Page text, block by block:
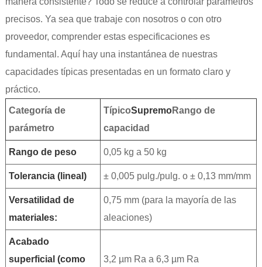
precisos. Ya sea que trabaje con nosotros o con otro
proveedor, comprender estas especificaciones es
fundamental. Aquí hay una instantánea de nuestras
capacidades típicas presentadas en un formato claro y
práctico.
Categoría de
parámetro
TípicoSupremoRango de
capacidad
Rango de peso 0,05 kg a 50 kg
Tolerancia (lineal) ± 0,005 pulg./pulg. o ± 0,13 mm/mm
Versatilidad de
materiales:
0,75 mm (para la mayoría de las
aleaciones)
Acabado
superficial (como
3,2 µm Ra a 6,3 µm Ra